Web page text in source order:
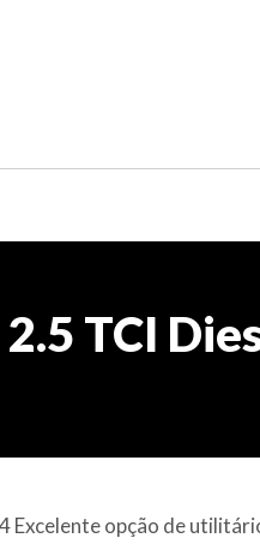
TCI
Excelente opção de